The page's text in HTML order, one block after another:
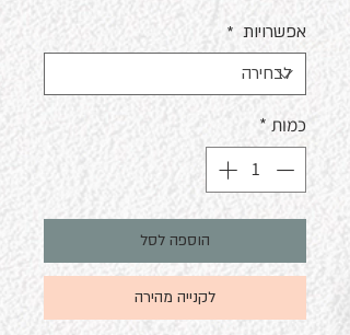
מבצע
אפשרויות *
כמות *
הוספה לסל
לקנייה מהירה